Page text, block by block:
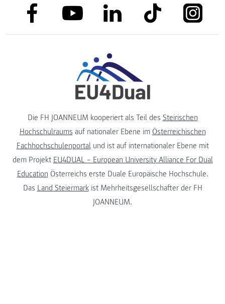
link to facebooklink to youtubelink to linkedinlink to tiktok link to
Die FH JOANNEUM kooperiert als Teil des Steirischen
Hochschulraums auf nationaler Ebene im Österreichischen
Fachhochschulenportalund ist auf internationaler Ebene mit
dem Projekt EU4DUAL – European University Alliance For Dual
Education Österreichs erste Duale Europäische Hochschule.
Das Land Steiermarkist Mehrheitsgesellschafter der FH
JOANNEUM.